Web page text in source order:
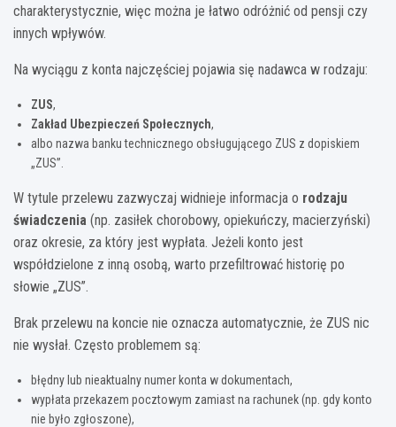
charakterystycznie, więc można je łatwo odróżnić od pensji czy
innych wpływów.
Na wyciągu z konta najczęściej pojawia się nadawca w rodzaju:
ZUS,
Zakład Ubezpieczeń Społecznych,
albo nazwa banku technicznego obsługującego ZUS z dopiskiem
„ZUS”.
W tytule przelewu zazwyczaj widnieje informacja o rodzaju
świadczenia (np. zasiłek chorobowy, opiekuńczy, macierzyński)
oraz okresie, za który jest wypłata. Jeżeli konto jest
współdzielone z inną osobą, warto przefiltrować historię po
słowie „ZUS”.
Brak przelewu na koncie nie oznacza automatycznie, że ZUS nic
nie wysłał. Często problemem są:
błędny lub nieaktualny numer konta w dokumentach,
wypłata przekazem pocztowym zamiast na rachunek (np. gdy konto
nie było zgłoszone),